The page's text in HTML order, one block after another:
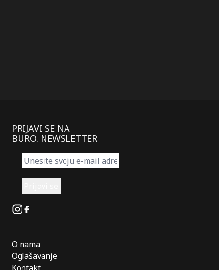
PRIJAVI SE NA
BURO. NEWSLETTER
Instagram
Facebook
O nama
Oglašavanje
Kontakt